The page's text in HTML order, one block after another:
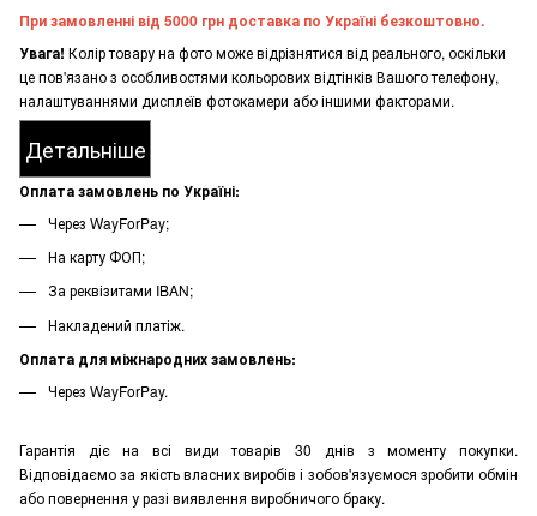
При замовленні від 5000 грн доставка по Україні безкоштовно.
Увага! Колір товару на фото може відрізнятися від реального, оскільки
це пов'язано з особливостями кольорових відтінків Вашого телефону,
налаштуваннями дисплеїв фотокамери або іншими факторами.
Детальніше
Оплата замовлень по Україні:
Через WayForPay;
На карту ФОП;
За реквізитами IBAN;
Накладений платіж.
Оплата для міжнародних замовлень:
Через WayForPay.
Гарантія діє на всі види товарів 30 днів з моменту покупки.
Відповідаємо за якість власних виробів і зобов'язуємося зробити обмін
або повернення у разі виявлення виробничого браку.